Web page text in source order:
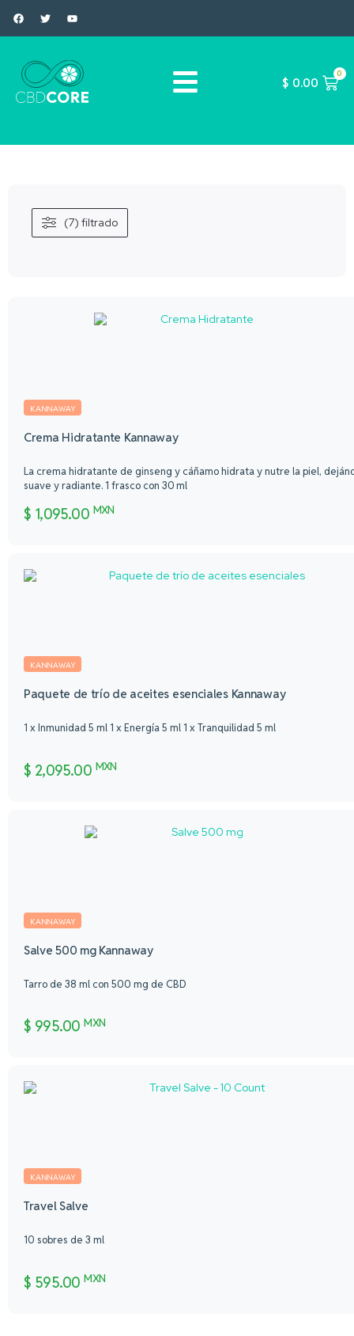
$ 0.00
0
(7) filtrado
KANNAWAY
Crema Hidratante Kannaway
La crema hidratante de ginseng y cáñamo hidrata y nutre la piel,
suave y radiante. 1 frasco con 30 ml
$ 1,095.00 MXN
KANNAWAY
Paquete de trío de aceites esenciales Kannaway
1 x Inmunidad 5 ml 1 x Energía 5 ml 1 x Tranquilidad 5 ml
$ 2,095.00 MXN
KANNAWAY
Salve 500 mg Kannaway
Tarro de 38 ml con 500 mg de CBD
$ 995.00 MXN
KANNAWAY
Travel Salve
10 sobres de 3 ml
$ 595.00 MXN